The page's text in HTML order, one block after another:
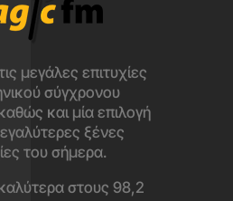
μεγάλες επιτυχίες
σύγχρονου
και μία επιλογή
ξένες
του σήμερα.
στους 98,2